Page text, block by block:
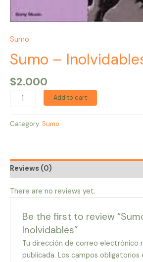
Sumo
Sumo –
$2.000
Add to cart
Category: Sumo
Reviews (0)
There are no reviews yet.
Be the first to review
Inolvidables”
Tu dirección de correo electrónico
publicada. Los campos obligatorios